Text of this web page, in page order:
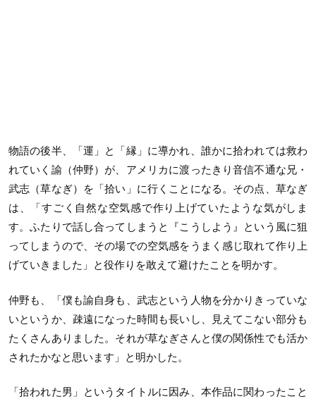
物語の後半、「運」と「縁」に導かれ、誰かに拾われては救わ
れていく諭（仲野）が、アメリカに渡ったきり音信不通な兄・
武志（草なぎ）を「拾い」に行くことになる。その点、草なぎ
は、「すごく自然な空気感で作り上げていたような気がしま
す。ふたりで話し合ってしまうと『こうしよう』という風に狙
ってしまうので、その場での空気感をうまく感じ取れて作り上
げていきました」と役作りを敢えて避けたことを明かす。
仲野も、「僕も諭自身も、武志という人物を分かりきっていな
いというか、疎遠になった時間も⻑いし、見えてこない部分も
たくさんありました。それが草なぎさんと僕の関係性でも活か
されたかなと思います」と明かした。
「拾われた男」というタイトルに因み、本作品に関わったこと